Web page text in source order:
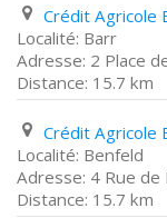
Barr
2 Place
15.7 km
Benfeld
4 Rue de
15.7 km